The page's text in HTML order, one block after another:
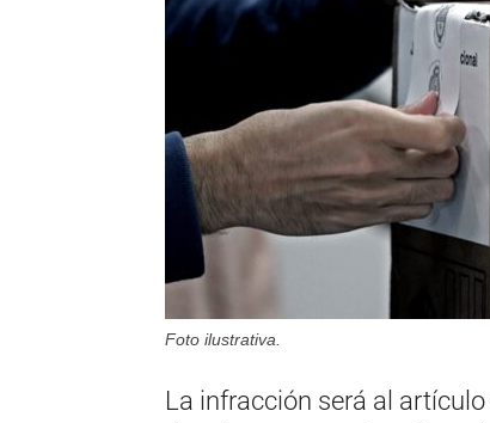
Foto ilustrativa.
La infracción será al